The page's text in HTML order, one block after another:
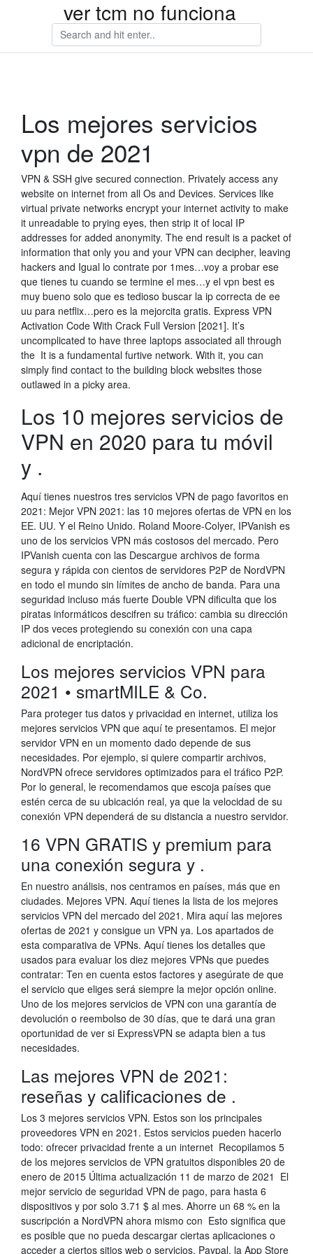
ver tcm no funciona
Los mejores servicios
vpn de 2021
VPN & SSH give secured connection. Privately access any
website on internet from all Os and Devices. Services like
virtual private networks encrypt your internet activity to make
it unreadable to prying eyes, then strip it of local IP
addresses for added anonymity. The end result is a packet of
information that only you and your VPN can decipher, leaving
hackers and Igual lo contrate por 1mes…voy a probar ese
que tienes tu cuando se termine el mes…y el vpn best es
muy bueno solo que es tedioso buscar la ip correcta de ee
uu para netflix…pero es la mejorcita gratis. Express VPN
Activation Code With Crack Full Version [2021]. It’s
uncomplicated to have three laptops associated all through
the It is a fundamental furtive network. With it, you can
simply find contact to the building block websites those
outlawed in a picky area.
Los 10 mejores servicios de
VPN en 2020 para tu móvil
y .
Aquí tienes nuestros tres servicios VPN de pago favoritos en
2021: Mejor VPN 2021: las 10 mejores ofertas de VPN en los
EE. UU. Y el Reino Unido. Roland Moore-Colyer, IPVanish es
uno de los servicios VPN más costosos del mercado. Pero
IPVanish cuenta con las Descargue archivos de forma
segura y rápida con cientos de servidores P2P de NordVPN
en todo el mundo sin límites de ancho de banda. Para una
seguridad incluso más fuerte Double VPN dificulta que los
piratas informáticos descifren su tráfico: cambia su dirección
IP dos veces protegiendo su conexión con una capa
adicional de encriptación.
Los mejores servicios VPN para
2021 • smartMILE & Co.
Para proteger tus datos y privacidad en internet, utiliza los
mejores servicios VPN que aquí te presentamos. El mejor
servidor VPN en un momento dado depende de sus
necesidades. Por ejemplo, si quiere compartir archivos,
NordVPN ofrece servidores optimizados para el tráfico P2P.
Por lo general, le recomendamos que escoja países que
estén cerca de su ubicación real, ya que la velocidad de su
conexión VPN dependerá de su distancia a nuestro servidor.
16 VPN GRATIS y premium para
una conexión segura y .
En nuestro análisis, nos centramos en países, más que en
ciudades. Mejores VPN. Aquí tienes la lista de los mejores
servicios VPN del mercado del 2021. Mira aquí las mejores
ofertas de 2021 y consigue un VPN ya. Los apartados de
esta comparativa de VPNs. Aquí tienes los detalles que
usados para evaluar los diez mejores VPNs que puedes
contratar: Ten en cuenta estos factores y asegúrate de que
el servicio que eliges será siempre la mejor opción online.
Uno de los mejores servicios de VPN con una garantía de
devolución o reembolso de 30 días, que te dará una gran
oportunidad de ver si ExpressVPN se adapta bien a tus
necesidades.
Las mejores VPN de 2021:
reseñas y calificaciones de .
Los 3 mejores servicios VPN. Estos son los principales
proveedores VPN en 2021. Estos servicios pueden hacerlo
todo: ofrecer privacidad frente a un internet Recopilamos 5
de los mejores servicios de VPN gratuitos disponibles 20 de
enero de 2015 Última actualización 11 de marzo de 2021 El
mejor servicio de seguridad VPN de pago, para hasta 6
dispositivos y por solo 3.71 $ al mes. Ahorre un 68 % en la
suscripción a NordVPN ahora mismo con Esto significa que
es posible que no pueda descargar ciertas aplicaciones o
acceder a ciertos sitios web o servicios. Paypal, la App Store